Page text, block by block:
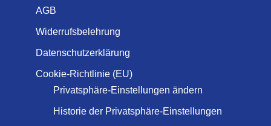
AGB
Widerrufsbelehrung
Datenschutzerklärung
Cookie-Richtlinie (EU)
Privatsphäre-Einstellungen ändern
Historie der Privatsphäre-Einstellungen